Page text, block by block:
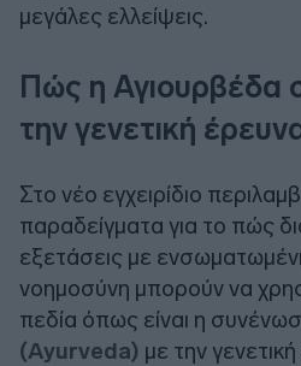
μεγάλες ελλείψεις.
Πώς η Αγιουρβέδα
την γενετική
Στο νέο εγχειρίδιο
παραδείγματα για το πώς
εξετάσεις με
νοημοσύνη μπορούν να
πεδία όπως είναι η
(Ayurveda) με την